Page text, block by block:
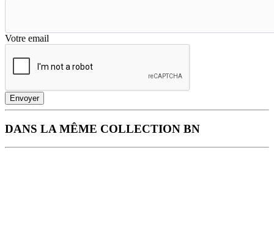
Votre email
Envoyer
DANS LA MÊME COLLECTION BN